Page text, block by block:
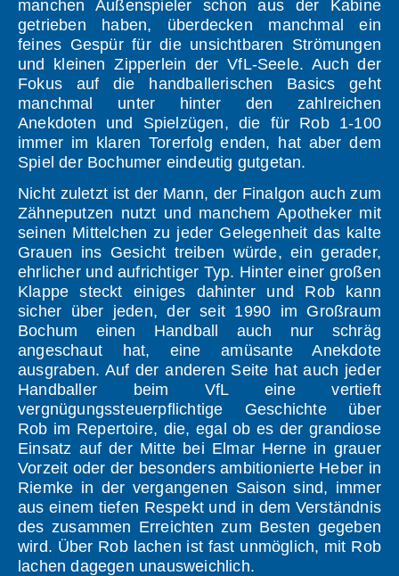
manchen Außenspieler schon aus der Kabine
getrieben haben, überdecken manchmal ein
feines Gespür für die unsichtbaren Strömungen
und kleinen Zipperlein der VfL-Seele. Auch der
Fokus auf die handballerischen Basics geht
manchmal unter hinter den zahlreichen
Anekdoten und Spielzügen, die für Rob 1-100
immer im klaren Torerfolg enden, hat aber dem
Spiel der Bochumer eindeutig gutgetan.
Nicht zuletzt ist der Mann, der Finalgon auch zum
Zähneputzen nutzt und manchem Apotheker mit
seinen Mittelchen zu jeder Gelegenheit das kalte
Grauen ins Gesicht treiben würde, ein gerader,
ehrlicher und aufrichtiger Typ. Hinter einer großen
Klappe steckt einiges dahinter und Rob kann
sicher über jeden, der seit 1990 im Großraum
Bochum einen Handball auch nur schräg
angeschaut hat, eine amüsante Anekdote
ausgraben. Auf der anderen Seite hat auch jeder
Handballer beim VfL eine vertieft
vergnügungssteuerpflichtige Geschichte über
Rob im Repertoire, die, egal ob es der grandiose
Einsatz auf der Mitte bei Elmar Herne in grauer
Vorzeit oder der besonders ambitionierte Heber in
Riemke in der vergangenen Saison sind, immer
aus einem tiefen Respekt und in dem Verständnis
des zusammen Erreichten zum Besten gegeben
wird. Über Rob lachen ist fast unmöglich, mit Rob
lachen dagegen unausweichlich.